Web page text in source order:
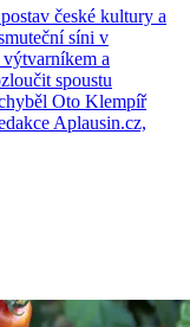
české kultury a
síni v
a
spoustu
Oto Klempíř
Aplausin.cz,